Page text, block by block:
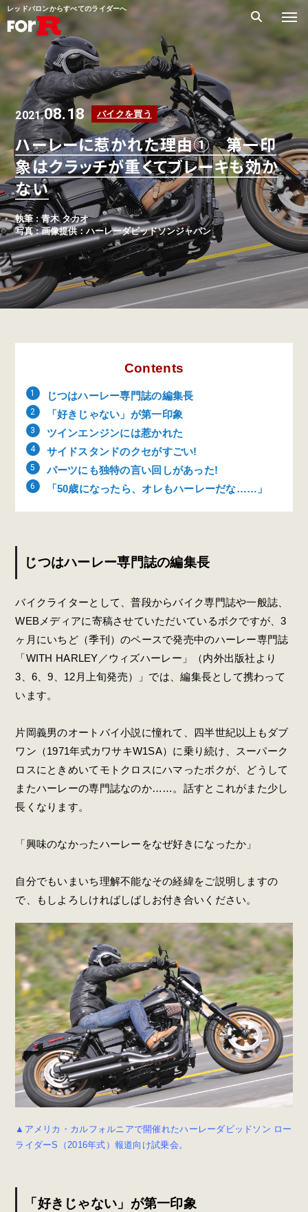
レッドバロンからすべてのライダーへ
2021.08.18 バイクを買う
ハーレーに惹かれた理由① 第一印
象はクラッチが重くてブレーキも効か
ない
執筆 : 青木 タカオ
写真 : 画像提供：ハーレーダビッドソンジャパン
Contents
じつはハーレー専門誌の編集長
「好きじゃない」が第一印象
ツインエンジンには惹かれた
サイドスタンドのクセがすごい!
パーツにも独特の言い回しがあった!
「50歳になったら、オレもハーレーだな……」
じつはハーレー専門誌の編集長
バイクライターとして、普段からバイク専門誌や一般誌、
WEBメディアに寄稿させていただいているボクですが、3
ヶ月にいちど（季刊）のペースで発売中のハーレー専門誌
「WITH HARLEY／ウィズハーレー」（内外出版社より
3、6、9、12月上旬発売）」では、編集長として携わって
います。
片岡義男のオートバイ小説に憧れて、四半世紀以上もダブ
ワン（1971年式カワサキW1SA）に乗り続け、スーパーク
ロスにときめいてモトクロスにハマったボクが、どうして
またハーレーの専門誌なのか……。話すとこれがまた少し
長くなります。
「興味のなかったハーレーをなぜ好きになったか」
自分でもいまいち理解不能なその経緯をご説明しますの
で、もしよろしければしばしお付き合いください。
▲アメリカ・カルフォルニアで開催れたハーレーダビッドソン ロー
ライダーS（2016年式）報道向け試乗会。
「好きじゃない」が第一印象